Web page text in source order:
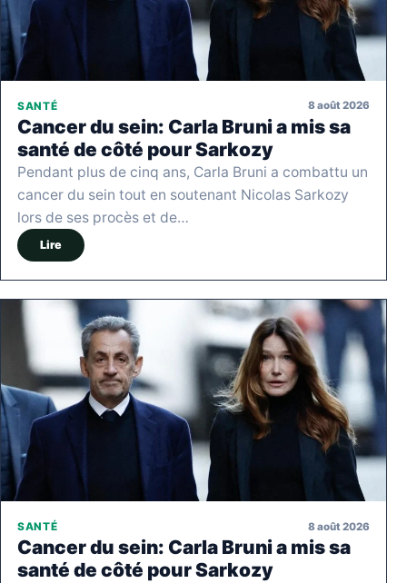
SANTÉ 8 août 2026
Cancer du sein: Carla Bruni a mis sa
santé de côté pour Sarkozy
Pendant plus de cinq ans, Carla Bruni a combattu un
cancer du sein tout en soutenant Nicolas Sarkozy
lors de ses procès et de…
Lire
SANTÉ 8 août 2026
Cancer du sein: Carla Bruni a mis sa
santé de côté pour Sarkozy